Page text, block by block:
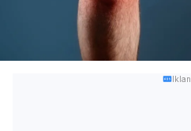
Iklan